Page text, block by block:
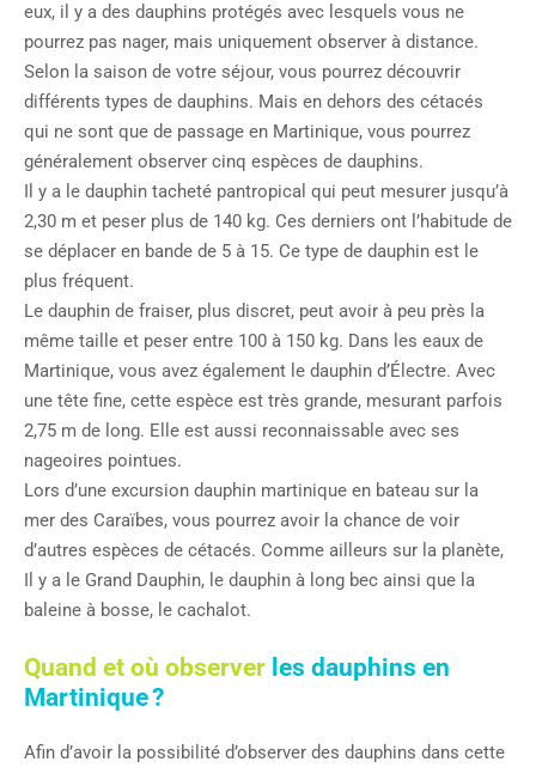
eux, il y a des dauphins protégés avec lesquels vous ne
pourrez pas nager, mais uniquement observer à distance.
Selon la saison de votre séjour, vous pourrez découvrir
différents types de dauphins. Mais en dehors des cétacés
qui ne sont que de passage en Martinique, vous pourrez
généralement observer cinq espèces de dauphins.
Il y a le dauphin tacheté pantropical qui peut mesurer jusqu’à
2,30 m et peser plus de 140 kg. Ces derniers ont l’habitude de
se déplacer en bande de 5 à 15. Ce type de dauphin est le
plus fréquent.
Le dauphin de fraiser, plus discret, peut avoir à peu près la
même taille et peser entre 100 à 150 kg. Dans les eaux de
Martinique, vous avez également le dauphin d’Électre. Avec
une tête fine, cette espèce est très grande, mesurant parfois
2,75 m de long. Elle est aussi reconnaissable avec ses
nageoires pointues.
Lors d’une excursion dauphin martinique en bateau sur la
mer des Caraïbes, vous pourrez avoir la chance de voir
d’autres espèces de cétacés. Comme ailleurs sur la planète,
Il y a le Grand Dauphin, le dauphin à long bec ainsi que la
baleine à bosse, le cachalot.
Quand et où observer les dauphins en
Martinique ?
Afin d’avoir la possibilité d’observer des dauphins dans cette